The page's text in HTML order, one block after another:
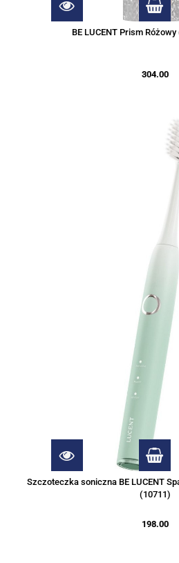
BE LUCENT Prism
304.00
Szczoteczka soniczna BE LUCENT
(10711)
198.00